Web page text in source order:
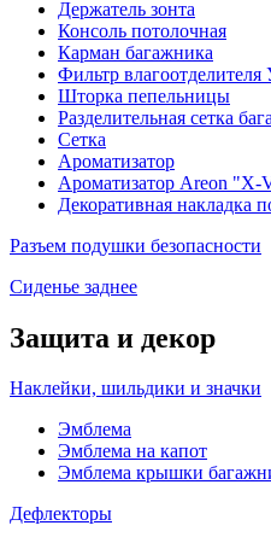
Держатель зонта
Консоль потолочная
Карман багажника
Фильтр
Шторка пепельницы
Разделительная сетка
Сетка
Ароматизатор
Ароматизатор Areon "X-
Декоративная накладка
Разъем подушки безопасности
Сиденье заднее
Защита и декор
Наклейки, шильдики и значки
Эмблема
Эмблема на капот
Эмблема крышки
Дефлекторы